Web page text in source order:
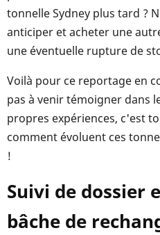
tonnelle Sydney plus tard ?
anticiper et acheter une
une éventuelle rupture de
Voilà pour ce reportage en
pas à venir témoigner dans
propres expériences, c'est
comment évoluent ces
!
Suivi de dossier
bâche de